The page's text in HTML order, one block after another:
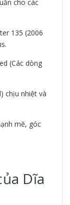
cho các
135 (2006
(Các dòng
chịu nhiệt và
mẽ, góc
Dĩa